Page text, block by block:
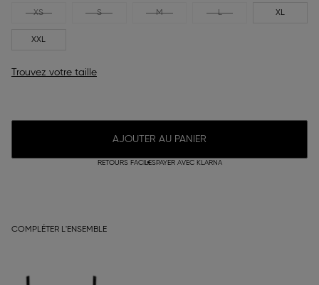
XS S M L XL
XXL
Trouvez votre taille
AJOUTER AU PANIER
RETOURS FACILESPAYER AVEC KLARNA
COMPLÉTER L'ENSEMBLE